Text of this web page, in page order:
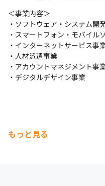
＜事業内容＞
・ソフトウェア・システム開
・スマートフォン・モバイル
・インターネットサービス事
・人材派遣事業
・アカウントマネジメント事
・デジタルデザイン事業
もっと見る